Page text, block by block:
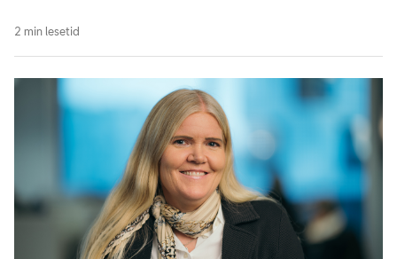
2 min lesetid